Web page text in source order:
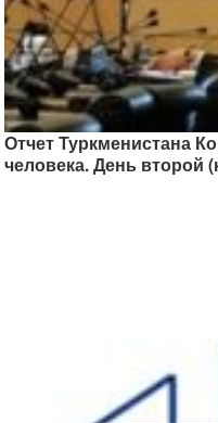
Отчет Туркменистана
человека. День второй